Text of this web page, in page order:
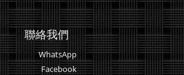
聯絡我們
WhatsApp
Facebook